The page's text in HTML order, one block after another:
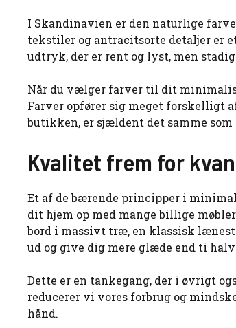
I Skandinavien er den naturlige
tekstiler og antracitsorte detaljer er
udtryk, der er rent og lyst, men
Når du vælger farver til dit
Farver opfører sig meget forskelligt
butikken, er sjældent det samme
Kvalitet frem for
Et af de bærende principper i
dit hjem op med mange billige
bord i massivt træ, en klassisk
ud og give dig mere glæde end ti
Dette er en tankegang, der i øvrigt
reducerer vi vores forbrug og
hånd.